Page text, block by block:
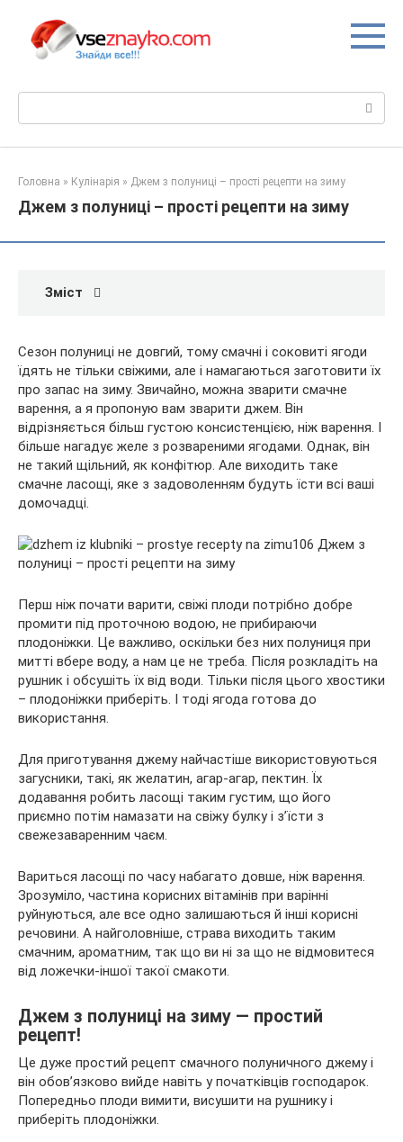
вмісту
Головна » Кулінарія » Джем з полуниці – прості рецепти на зиму
Джем з полуниці – прості рецепти на зиму
Зміст
Сезон полуниці не довгий, тому смачні і соковиті ягоди
їдять не тільки свіжими, але і намагаються заготовити їх
про запас на зиму. Звичайно, можна зварити смачне
варення, а я пропоную вам зварити джем. Він
відрізняється більш густою консистенцією, ніж варення. І
більше нагадує желе з розвареними ягодами. Однак, він
не такий щільний, як конфітюр. Але виходить таке
смачне ласощі, яке з задоволенням будуть їсти всі ваші
домочадці.
Перш ніж почати варити, свіжі плоди потрібно добре
промити під проточною водою, не прибираючи
плодоніжки. Це важливо, оскільки без них полуниця при
митті вбере воду, а нам це не треба. Після розкладіть на
рушник і обсушіть їх від води. Тільки після цього хвостики
– плодоніжки приберіть. І тоді ягода готова до
використання.
Для приготування джему найчастіше використовуються
загусники, такі, як желатин, агар-агар, пектин. Їх
додавання робить ласощі таким густим, що його
приємно потім намазати на свіжу булку і з’їсти з
свежезаваренним чаєм.
Вариться ласощі по часу набагато довше, ніж варення.
Зрозуміло, частина корисних вітамінів при варінні
руйнуються, але все одно залишаються й інші корисні
речовини. А найголовніше, страва виходить таким
смачним, ароматним, так що ви ні за що не відмовитеся
від ложечки-іншої такої смакоти.
Джем з полуниці на зиму — простий
рецепт!
Це дуже простий рецепт смачного полуничного джему і
він обов’язково вийде навіть у початківців господарок.
Попередньо плоди вимити, висушити на рушнику і
приберіть плодоніжки.